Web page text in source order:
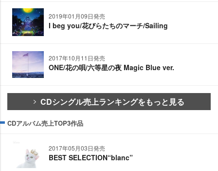
2019年01月09日発売
I beg you/花びらたちのマーチ/Sailing
2017年10月11日発売
ONE/花の唄/六等星の夜 Magic Blue ver.
CDシングル売上ランキングをもっと見る
CDアルバム売上TOP3作品
2017年05月03日発売
BEST SELECTION“blanc”